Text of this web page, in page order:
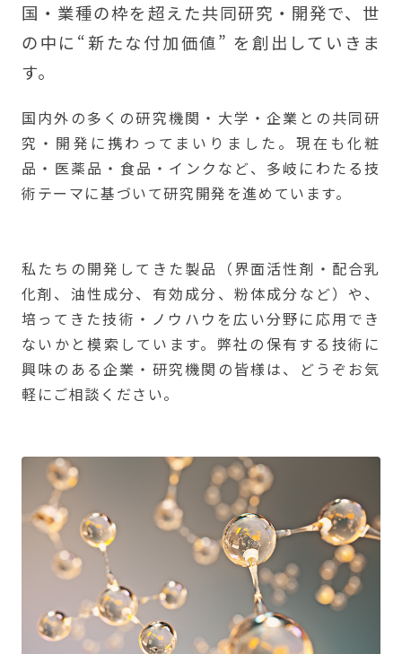
国・業種の枠を超えた共同研究・開発で、世
の中に“新たな付加価値” を創出していきま
す。
国内外の多くの研究機関・大学・企業との共同研
究・開発に携わってまいりました。現在も化粧
品・医薬品・食品・インクなど、多岐にわたる技
術テーマに基づいて研究開発を進めています。
私たちの開発してきた製品（界面活性剤・配合乳
化剤、油性成分、有効成分、粉体成分など）や、
培ってきた技術・ノウハウを広い分野に応用でき
ないかと模索しています。弊社の保有する技術に
興味のある企業・研究機関の皆様は、どうぞお気
軽にご相談ください。